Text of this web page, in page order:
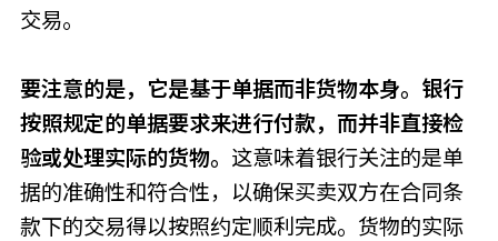
交易。
要注意的是，它是基于单据而非货物本身。银行
按照规定的单据要求来进行付款，而并非直接检
验或处理实际的货物。 这意味着银行关注的是单
据的准确性和符合性，以确保买卖双方在合同条
款下的交易得以按照约定顺利完成。货物的实际